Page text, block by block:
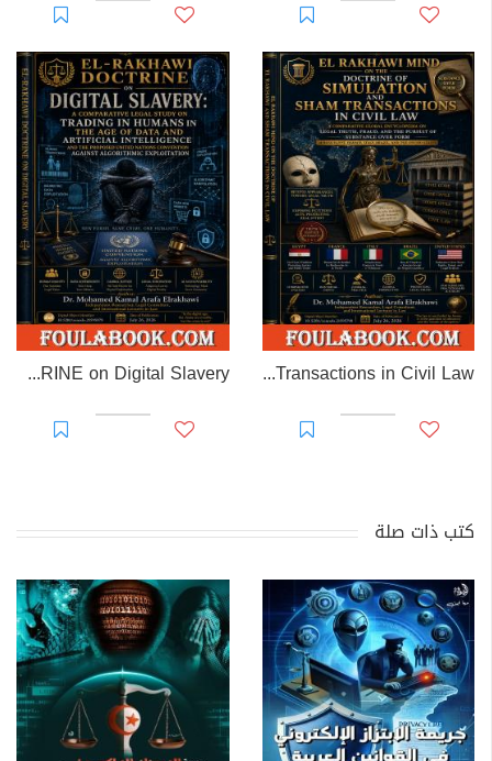
EL RAKHAWI MIND on the Doctrine of Simulation and Sham Transactions in Civil Law
EL-RAKHAWI DOCTRINE on Digital Slavery
كتب ذات صلة